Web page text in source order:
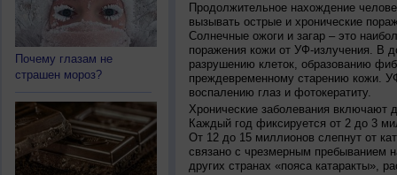
Почему глазам не
страшен мороз?
Продолжительное нахождение
вызывать острые и хронические
Солнечные ожоги и загар – это
поражения кожи от УФ-излучения. В
разрушению клеток, образованию
преждевременному старению кожи.
воспалению глаз и фотокератиту.
Хронические заболевания включают
Каждый год фиксируется от 2 до 3
От 12 до 15 миллионов слепнут от
связано с чрезмерным пребыванием
других странах «пояса катаракты»,